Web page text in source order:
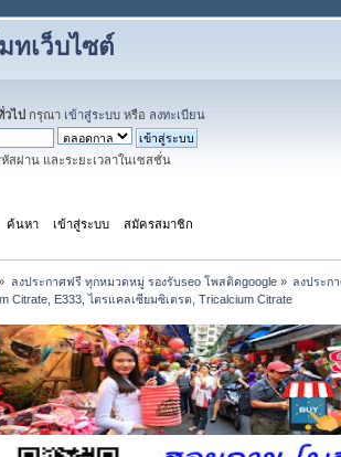
ทเว็บไซต์
ไป กรุณา เข้าสู่ระบบ หรือ ลงทะเบียน
สผ่าน และระยะเวลาในเซสชั่น
ค้นหา เข้าสู่ระบบ สมัครสมาชิก
ลงประกาศฟรี ทุกหมวดหมู่ รองรับseo โพสติดgoogle» ลงประก
Citrate, E333, ไตรแคลเซียมซิเตรต, Tricalcium Citrate